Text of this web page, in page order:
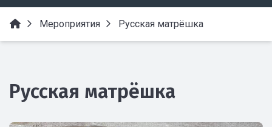
Мероприятия Русская матрёшка
Русская матрёшка